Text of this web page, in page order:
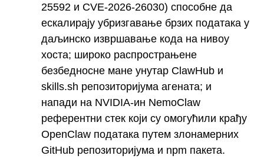
25592 и CVE-2026-26030) способне да
ескалирају убризгавање брзих података у
даљинско извршавање кода на нивоу
хоста; широко распрострањене
безбедносне мане унутар ClawHub и
skills.sh репозиторијума агената; и
напади на NVIDIA-ин NemoClaw
референтни стек који су омогућили крађу
OpenClaw података путем злонамерних
GitHub репозиторијума и npm пакета.